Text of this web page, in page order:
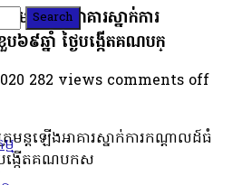
Search
ម
ន្តឡើងអាគារស្នាក់ការ
ប៦៩ឆ្នាំ ថ្ងៃបង្កើតគណបក្
282 views comments off
ន្តឡើងអាគារស្នាក់ការកណ្តាលដ៍ធំ
ៃបង្កើតគណបកស